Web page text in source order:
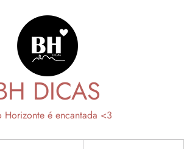
DICAS
Horizonte é encantada <3